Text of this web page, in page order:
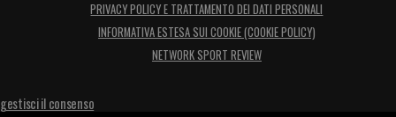
PRIVACY POLICY E TRATTAMENTO DEI DATI PERSONALI
INFORMATIVA ESTESA SUI COOKIE (COOKIE POLICY)
NETWORK SPORT REVIEW
gestisci il consenso